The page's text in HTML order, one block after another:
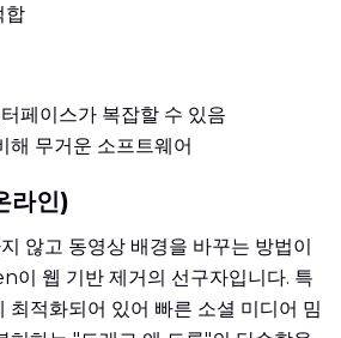
합
페이스가 복잡할 수 있음
해 무거운 소프트웨어
라인)
않고 동영상 배경을 바꾸는 방법이
이 웹 기반 제거의 선구자입니다. 특
최적화되어 있어 빠른 소셜 미디어 밈